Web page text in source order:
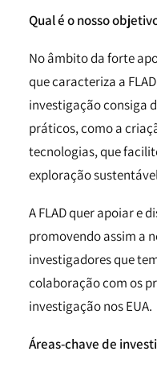
Qual é o nosso
No âmbito da forte
que caracteriza a
investigação consiga
práticos, como a
tecnologias, que
exploração
A FLAD quer apoiar e
promovendo assim a
investigadores que
colaboração com os
investigação nos EUA.
Áreas-chave de